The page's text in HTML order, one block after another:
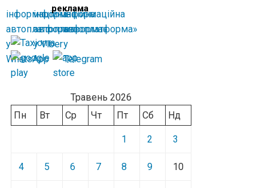
реклама
Травень 2026
Пн
Вт Ср Чт Пт Сб Нд
1 2 3
4 5 6 7 8 9 10